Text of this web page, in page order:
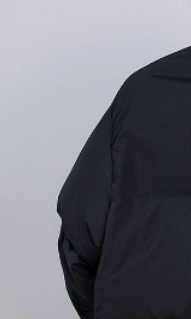
이코 라이프 하